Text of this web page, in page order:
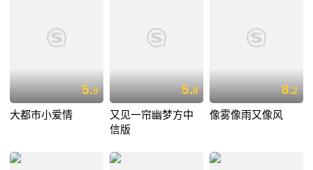
5.9
大都市小爱情
5.8
又见一帘幽梦方中
信版
8.2
像雾像雨又像风